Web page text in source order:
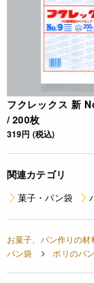
フクレックス 新
/ 200枚
319円 (税込)
関連カテゴリ
菓子・パン袋
お菓子、パン作りの材
パン袋
ポリのパ